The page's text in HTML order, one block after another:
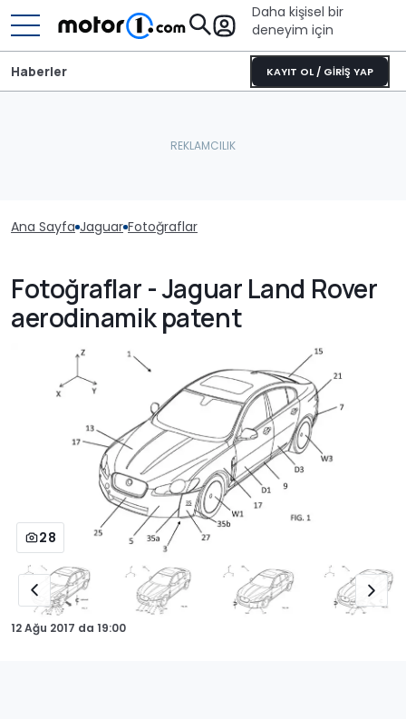
Daha kişisel bir
deneyim için
KAYIT OL / GİRİŞ YAP
Haberler
Ana Sayfa Jaguar Fotoğraflar
Fotoğraflar - Jaguar Land Rover
aerodinamik patent
28
12 Ağu 2017 da 19:00